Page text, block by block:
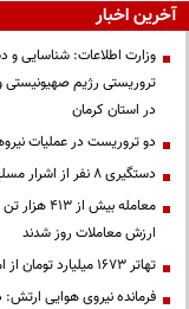
آخرین اخبار
در استان کرمان
دو تروریست در عملیات
دستگیری ۸ نفر از اشرار مسلح شاخص و مرتبطین گروهک‌های تروریستی
معامله
ارزش معاملات روز شدند
تهاتر ۱۶۷۳ میلیارد تومان از اموال شرکت‌های تراستی
فرمانده نیروی هوایی